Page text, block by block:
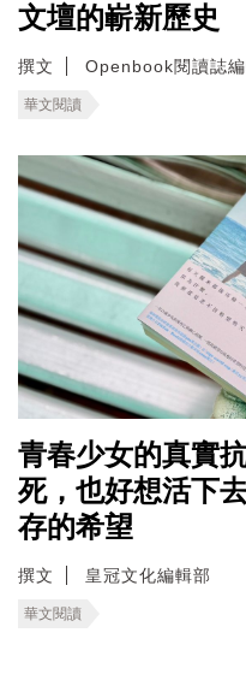
文壇的嶄新歷史
撰文 Openbook閱讀誌
華文閱讀
青春少女的真實
死，也好想活下
存的希望
撰文 皇冠文化編輯部
華文閱讀